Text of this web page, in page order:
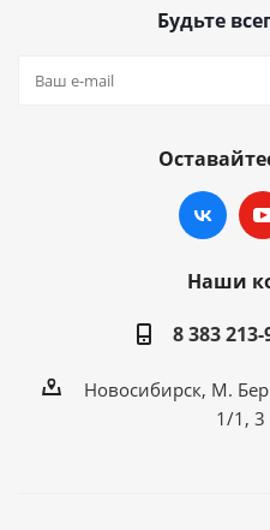
Будьте
Наши
8 383 213-
Новосибирск, М.
1/1, 3